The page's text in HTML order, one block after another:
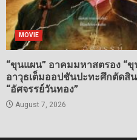
MOVIE
“ขุนแผน” อาคมมหาสตรอง “ขุ
อาวุธเต็มออปชันปะทะศึกตัดสิ
“อัศจรรย์วันทอง”
August 7, 2026